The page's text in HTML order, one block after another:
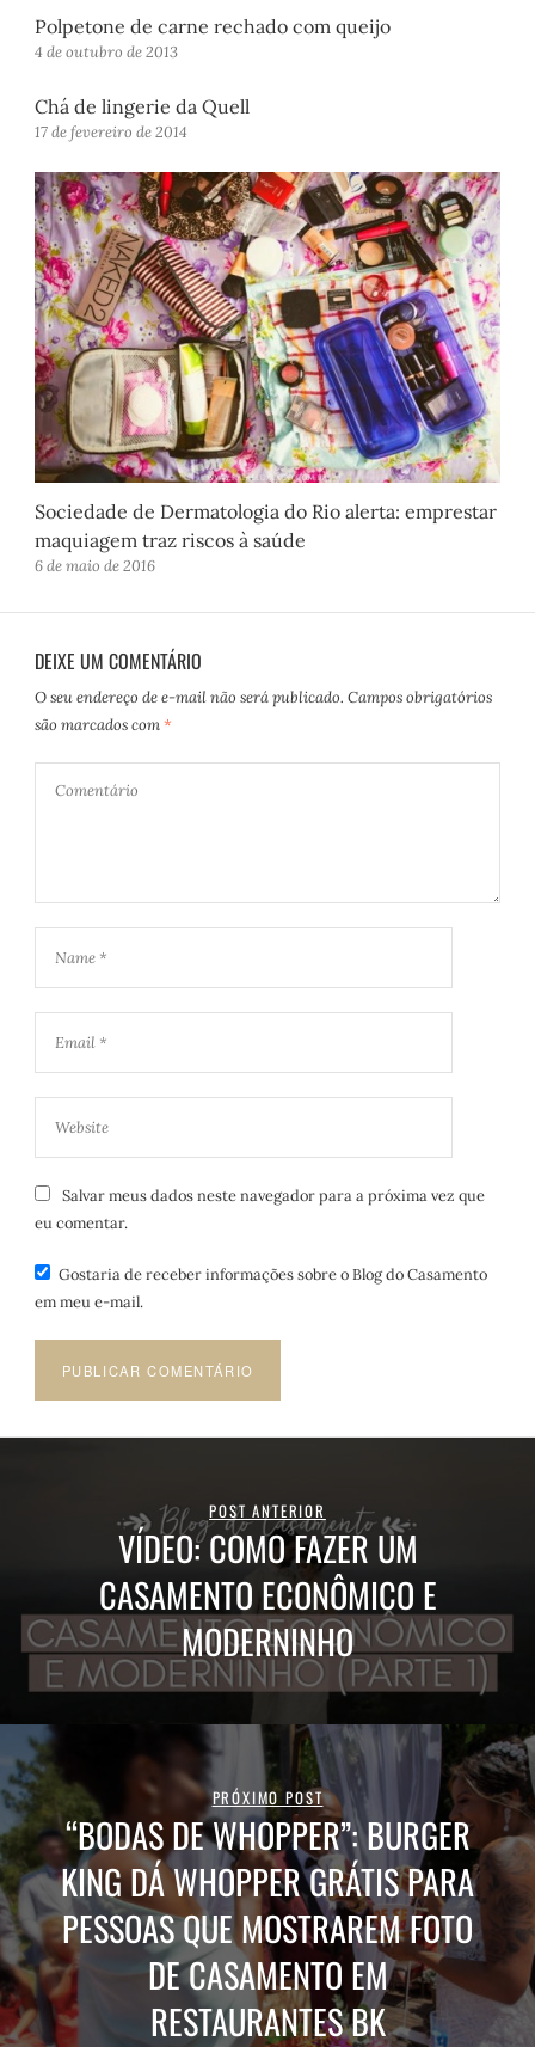
Polpetone de carne rechado com queijo
4 de outubro de 2013
Chá de lingerie da Quell
17 de fevereiro de 2014
Sociedade de Dermatologia do Rio alerta: emprestar
maquiagem traz riscos à saúde
6 de maio de 2016
DEIXE UM COMENTÁRIO
O seu endereço de e-mail não será publicado. Campos obrigatórios
são marcados com *
Salvar meus dados neste navegador para a próxima vez que
eu comentar.
Gostaria de receber informações sobre o Blog do Casamento
em meu e-mail.
POST ANTERIOR
VÍDEO: COMO FAZER UM
CASAMENTO ECONÔMICO E
MODERNINHO
PRÓXIMO POST
“BODAS DE WHOPPER”: BURGER
KING DÁ WHOPPER GRÁTIS PARA
PESSOAS QUE MOSTRAREM FOTO
DE CASAMENTO EM
RESTAURANTES BK